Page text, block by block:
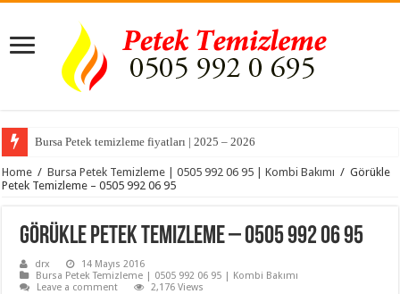
Bursa Petek temizleme fiyatları | 2025 – 2026
Bursa Akçalar Mahallesi Kombi Servisi ve Petek Temizleme
Home / Bursa Petek Temizleme | 0505 992 06 95 | Kombi Bakımı / Görükle
Petek Temizleme – 0505 992 06 95
Görükle Petek Temizleme – 0505 992 06 95
drx
14 Mayıs 2016
Bursa Petek Temizleme | 0505 992 06 95 | Kombi Bakımı
Leave a comment
2,176 Views